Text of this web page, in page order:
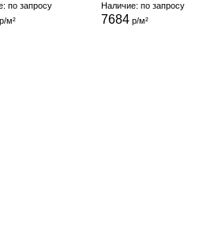
по запросу
м²
Наличие: по запросу
7684р/м²